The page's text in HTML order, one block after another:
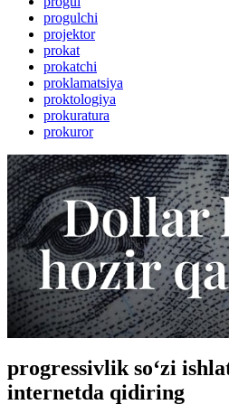
progulchi
projektor
prokat
prokatchi
proklamatsiya
proktologiya
prokuratura
prokuror
progressivlik so‘zi
internetda qidiring